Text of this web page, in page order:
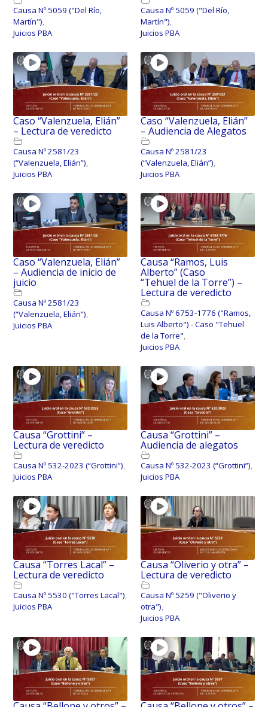
Causa Nº 5059 ("Del Río,
Martín"),
Juicios PBA
Causa Nº 5059 ("Del Río,
Martín"),
Juicios PBA
Caso “Valenzuela, Elián”
– Lectura de veredicto
Causa Nº 2581/23
(“Valenzuela, Elián”),
Juicios PBA
Caso “Valenzuela, Elián”
– Audiencia de Alegatos
Causa Nº 2581/23
(“Valenzuela, Elián”),
Juicios PBA
Caso “Valenzuela, Elián”
– Audiencia de inicio de
juicio
Causa Nº 2581/23
(“Valenzuela, Elián”),
Juicios PBA
Causa “Ramos, Luis
Alberto” (Caso
“Tehuel de la Torre”) –
Lectura de veredicto
Causa Nº 6753-1776 ("Ramos,
Luis Alberto") - Caso "Tehuel
de la Torre",
Juicios PBA
Causa “Grottini” –
Lectura de veredicto
Causa Nº 532-2023 (“Grottini”),
Juicios PBA
Causa “Grottini” –
Audiencia de alegatos
Causa Nº 532-2023 (“Grottini”),
Juicios PBA
Causa “Torres Lacal” –
Lectura de veredicto
Causa Nº 5530 ("Torres Lacal"),
Juicios PBA
Causa “Oliverio y otra” –
Lectura de veredicto
Causa Nº 5259 ("Oliverio y
otra"),
Juicios PBA